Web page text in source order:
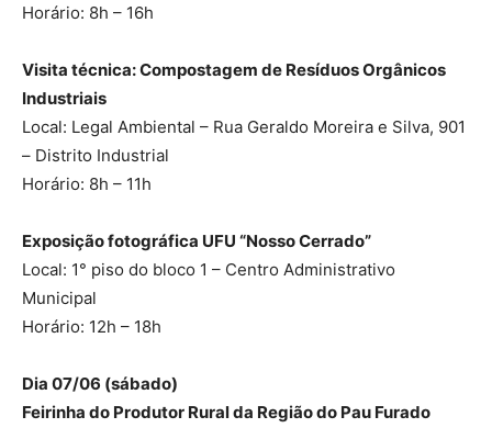
Horário: 8h – 16h
Visita técnica: Compostagem de Resíduos Orgânicos
Industriais
Local: Legal Ambiental – Rua Geraldo Moreira e Silva, 901
– Distrito Industrial
Horário: 8h – 11h
Exposição fotográfica UFU “Nosso Cerrado”
Local: 1° piso do bloco 1 – Centro Administrativo
Municipal
Horário: 12h – 18h
Dia 07/06 (sábado)
Feirinha do Produtor Rural da Região do Pau Furado